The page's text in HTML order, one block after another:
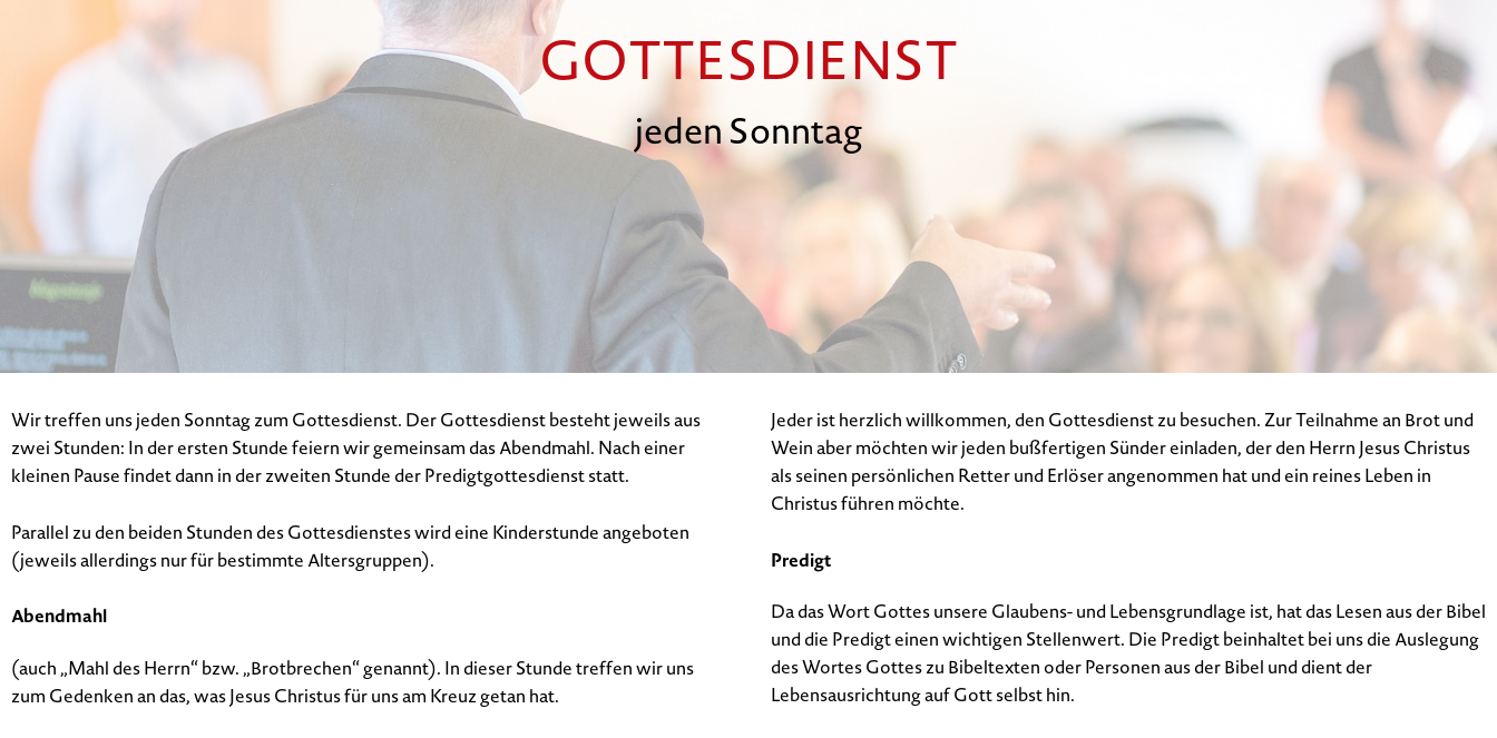
GOTTESDIENST
jeden Sonntag
Wir treffen uns jeden Sonntag zum Gottesdienst. Der Gottesdienst besteht jeweils aus
zwei Stunden: In der ersten Stunde feiern wir gemeinsam das Abendmahl. Nach einer
kleinen Pause findet dann in der zweiten Stunde der Predigtgottesdienst statt.
Parallel zu den beiden Stunden des Gottesdienstes wird eine Kinderstunde angeboten
(jeweils allerdings nur für bestimmte Altersgruppen).
Abendmahl
(auch „Mahl des Herrn“ bzw. „Brotbrechen“ genannt). In dieser Stunde treffen wir uns
zum Gedenken an das, was Jesus Christus für uns am Kreuz getan hat.
Jeder ist herzlich willkommen, den Gottesdienst zu besuchen. Zur Teilnahme an Brot und
Wein aber möchten wir jeden bußfertigen Sünder einladen, der den Herrn Jesus Christus
als seinen persönlichen Retter und Erlöser angenommen hat und ein reines Leben in
Christus führen möchte.
Predigt
Da das Wort Gottes unsere Glaubens- und Lebensgrundlage ist, hat das Lesen aus der Bibel
und die Predigt einen wichtigen Stellenwert. Die Predigt beinhaltet bei uns die Auslegung
des Wortes Gottes zu Bibeltexten oder Personen aus der Bibel und dient der
Lebensausrichtung auf Gott selbst hin.